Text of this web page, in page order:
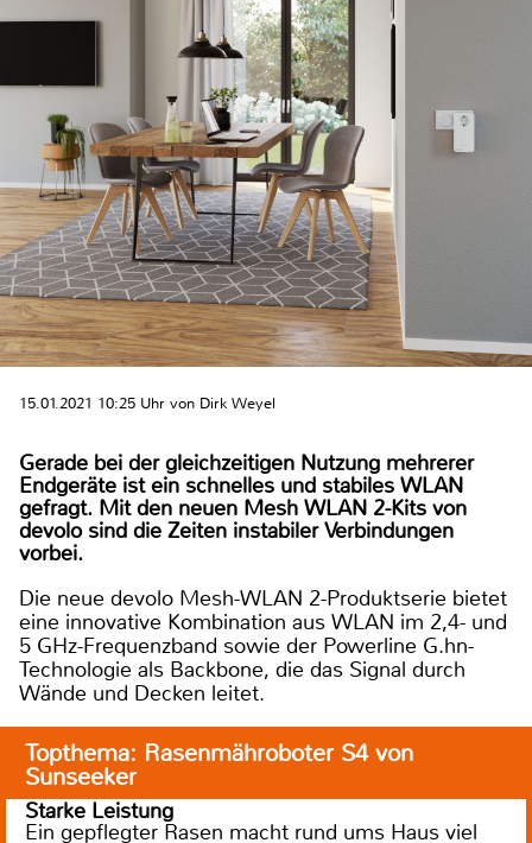
15.01.2021 10:25 Uhr von Dirk Weyel
Gerade bei der gleichzeitigen Nutzung mehrerer
Endgeräte ist ein schnelles und stabiles WLAN
gefragt. Mit den neuen Mesh WLAN 2-Kits von
devolo sind die Zeiten instabiler Verbindungen
vorbei.
Die neue devolo Mesh-WLAN 2-Produktserie bietet
eine innovative Kombination aus WLAN im 2,4- und
5 GHz-Frequenzband sowie der Powerline G.hn-
Technologie als Backbone, die das Signal durch
Wände und Decken leitet.
Topthema: Rasenmähroboter S4 von
Sunseeker
Starke Leistung
Ein gepflegter Rasen macht rund ums Haus viel